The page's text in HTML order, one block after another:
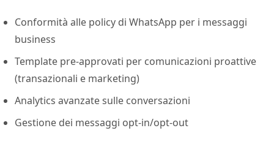
Conformità alle policy di WhatsApp per i messaggi
business
Template pre-approvati per comunicazioni proattive
(transazionali e marketing)
Analytics avanzate sulle conversazioni
Gestione dei messaggi opt-in/opt-out